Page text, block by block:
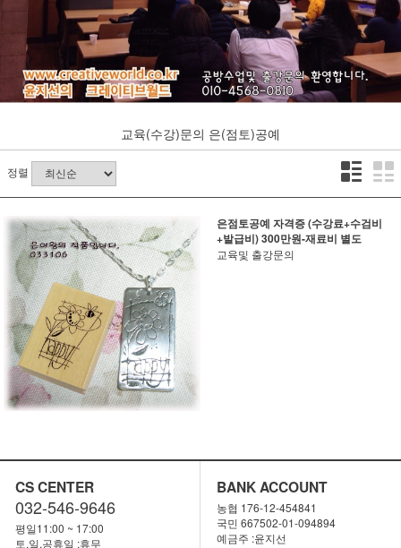
교육(수강)문의 은(점토)공예
정렬
은점토공예 자격증 (수강료+수검비
+발급비) 300만원-재료비 별도
교육및 출강문의
CS CENTER
032-546-9646
평일11:00 ~ 17:00
토,일,공휴일 :휴무
BANK ACCOUNT
농협 176-12-454841
국민 667502-01-094894
예금주 :윤지선